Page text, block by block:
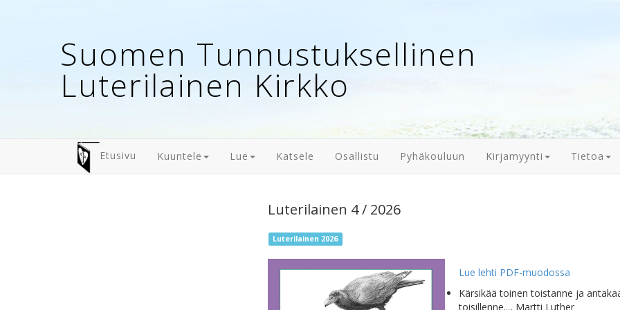
Suomen Tunnustuksellinen
Luterilainen Kirkko
Etusivu Kuuntele Lue Katsele Osallistu Pyhäkouluun Kirjamyynti Tietoa
Luterilainen 4 / 2026
Luterilainen 2026
Lue lehti PDF-muodossa
Kärsikää toinen toistanne ja
toisillenne..., Martti Luther